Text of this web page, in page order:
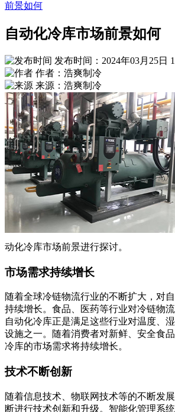
前景如何
自动化冷库市场前景如何
发布时间：2024年03月25日
作者：浩爽制冷
来源：浩爽制冷
动化冷库市场前景进行探讨。
市场需求持续增长
随着全球冷链物流行业的不断扩大，对
持续增长。食品、医药等行业对冷链物
自动化冷库正是满足这些行业对温度、
设施之一。随着消费者对新鲜、安全食
冷库的市场需求将持续增长。
技术不断创新
随着信息技术、物联网技术等的不断发
断进行技术创新和升级。智能化管理系